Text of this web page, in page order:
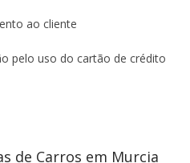
ao cliente
pelo uso do cartão de crédito
de Carros em Murcia